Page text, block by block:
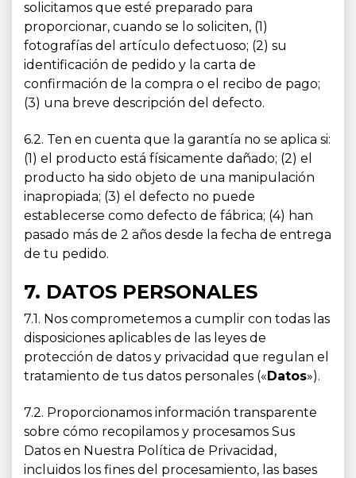
solicitamos que esté preparado para
proporcionar, cuando se lo soliciten, (1)
fotografías del artículo defectuoso; (2) su
identificación de pedido y la carta de
confirmación de la compra o el recibo de pago;
(3) una breve descripción del defecto.
6.2. Ten en cuenta que la garantía no se aplica si:
(1) el producto está físicamente dañado; (2) el
producto ha sido objeto de una manipulación
inapropiada; (3) el defecto no puede
establecerse como defecto de fábrica; (4) han
pasado más de 2 años desde la fecha de entrega
de tu pedido.
7. DATOS PERSONALES
7.1. Nos comprometemos a cumplir con todas las
disposiciones aplicables de las leyes de
protección de datos y privacidad que regulan el
tratamiento de tus datos personales («Datos»).
7.2. Proporcionamos información transparente
sobre cómo recopilamos y procesamos Sus
Datos en Nuestra Política de Privacidad,
incluidos los fines del procesamiento, las bases